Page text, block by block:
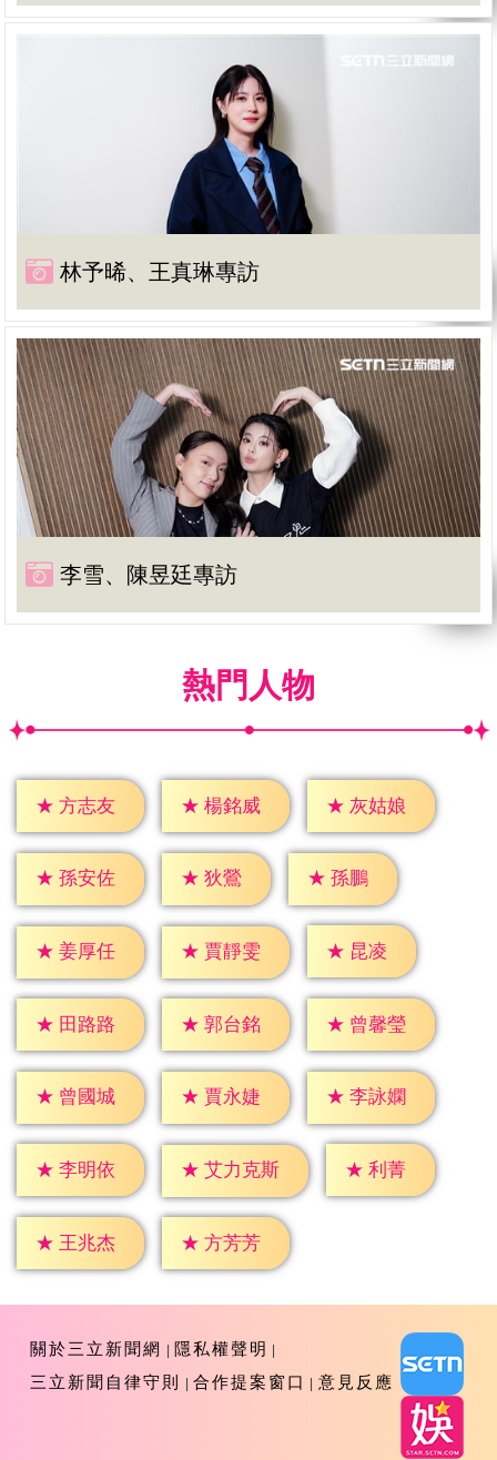
林予晞、王真琳專訪
李雪、陳昱廷專訪
熱門人物
★ 方志友 ★ 楊銘威 ★ 灰姑娘
★ 孫安佐 ★ 狄鶯 ★ 孫鵬
★ 姜厚任 ★ 賈靜雯 ★ 昆凌
★ 田路路 ★ 郭台銘 ★ 曾馨瑩
★ 曾國城 ★ 賈永婕 ★ 李詠嫻
★ 李明依 ★ 艾力克斯 ★ 利菁
★ 王兆杰 ★ 方芳芳
關於三立新聞網
隱私權聲明
三立新聞自律守則
合作提案窗口 意見反應